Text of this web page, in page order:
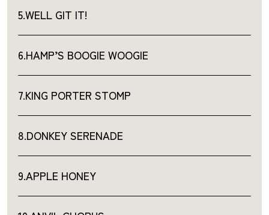
5.WELL GIT IT!
6.HAMP’S BOOGIE WOOGIE
7.KING PORTER STOMP
8.DONKEY SERENADE
9.APPLE HONEY